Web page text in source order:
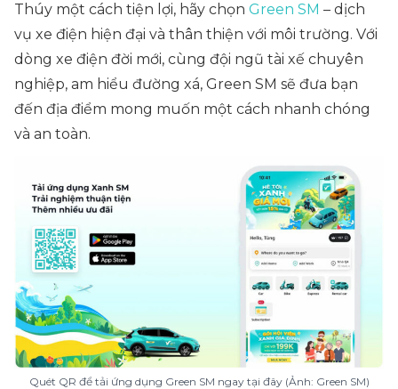
Thúy một cách tiện lợi, hãy chọn Green SM – dịch
vụ xe điện hiện đại và thân thiện với môi trường. Với
dòng xe điện đời mới, cùng đội ngũ tài xế chuyên
nghiệp, am hiểu đường xá, Green SM sẽ đưa bạn
đến địa điểm mong muốn một cách nhanh chóng
và an toàn.
Quét QR để tải ứng dụng Green SM ngay tại đây (Ảnh: Green SM)